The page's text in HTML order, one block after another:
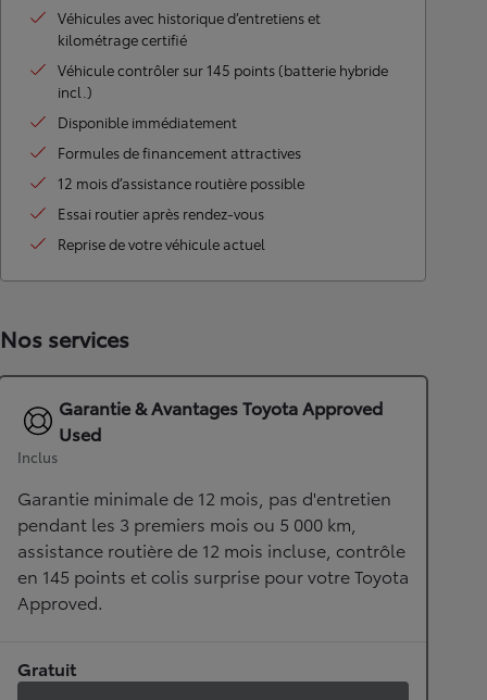
Véhicules avec historique d’entretiens et
kilométrage certifié
Véhicule contrôler sur 145 points (batterie hybride
incl.)
Disponible immédiatement
Formules de financement attractives
12 mois d’assistance routière possible
Essai routier après rendez-vous
Reprise de votre véhicule actuel
Nos services
Garantie & Avantages Toyota Approved
Used
Inclus
Garantie minimale de 12 mois, pas d'entretien
pendant les 3 premiers mois ou 5 000 km,
assistance routière de 12 mois incluse, contrôle
en 145 points et colis surprise pour votre Toyota
Approved.
Gratuit